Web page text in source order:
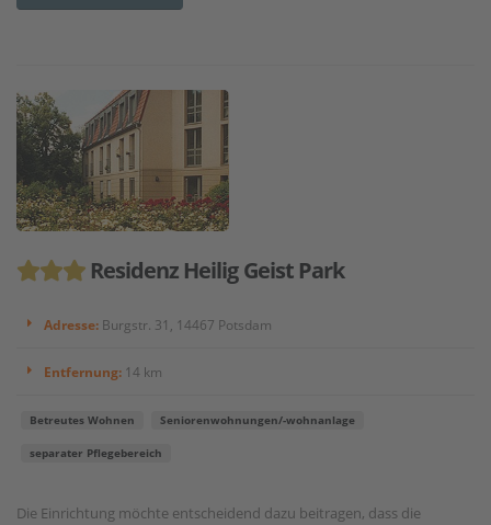
Residenz Heilig Geist Park
Adresse: Burgstr. 31, 14467 Potsdam
Entfernung: 14 km
Betreutes Wohnen Seniorenwohnungen/-wohnanlage
separater Pflegebereich
Die Einrichtung möchte entscheidend dazu beitragen, dass die